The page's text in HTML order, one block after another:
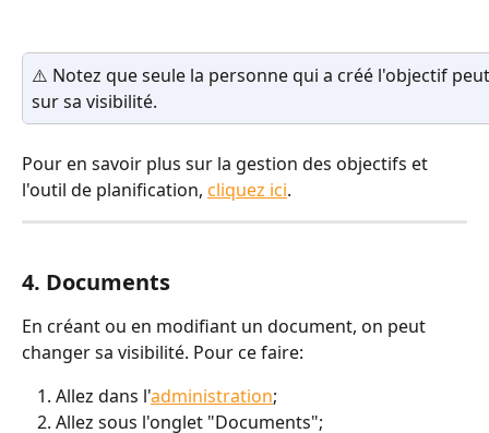
⚠️ Notez que seule la personne qui a créé l'objectif
sur sa visibilité.
Pour en savoir plus sur la gestion des objectifs et
l'outil de planification, cliquez ici.
4. Documents
En créant ou en modifiant un document, on peut
changer sa visibilité. Pour ce faire:
Allez dans l'administration;
Allez sous l'onglet "Documents";